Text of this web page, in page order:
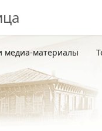
медиа-материалы